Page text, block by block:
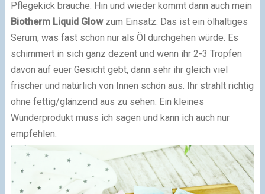
Pflegekick brauche. Hin und wieder kommt dann auch mein
Biotherm Liquid Glowzum Einsatz. Das ist ein ölhaltiges
Serum, was fast schon nur als Öl durchgehen würde. Es
schimmert in sich ganz dezent und wenn ihr 2-3 Tropfen
davon auf euer Gesicht gebt, dann sehr ihr gleich viel
frischer und natürlich von Innen schön aus. Ihr strahlt richtig
ohne fettig/glänzend aus zu sehen. Ein kleines
Wunderprodukt muss ich sagen und kann ich auch nur
empfehlen.